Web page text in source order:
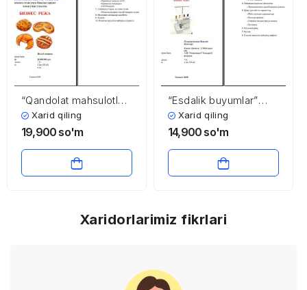
“Qandolat mahsulotlari
va milliy shirinliklar
ishlab chiqarish”ni
maqsadida bankdan
kredit olish uchun
Xarid qiling
19,900 so'm
“Esdalik buyumlar”
yo’nalishi bo’yicha
xunarmandchilik
tashkil etish biznes
rejasi
Xarid qiling
14,900 so'm
Xaridorlarimiz fikrlari